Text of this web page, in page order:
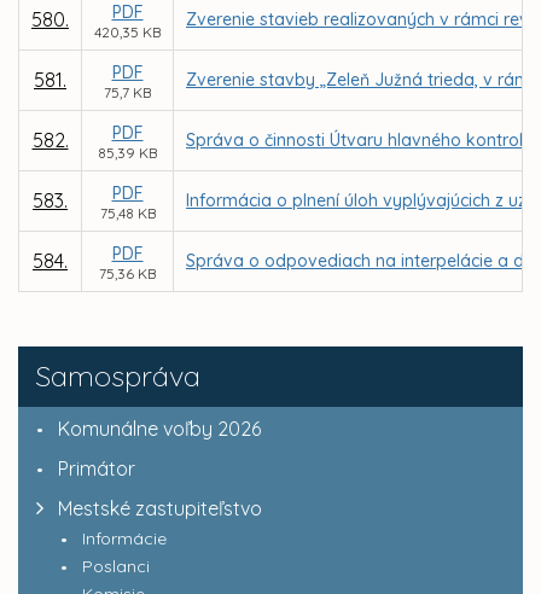
Samospráva
Komunálne voľby 2026
Primátor
Mestské zastupiteľstvo
Informácie
Poslanci
580. PDF
420,35 KB
Zverenie stavieb realizovaných v rámci
581. PDF
75,7 KB
Zverenie stavby „Zeleň Južná trieda, v
582. PDF
85,39 KB
Správa o činnosti Útvaru hlavného
583. PDF
75,48 KB
Informácia o plnení úloh vyplývajúcich z
584. PDF
75,36 KB
Správa o odpovediach na interpelácie a